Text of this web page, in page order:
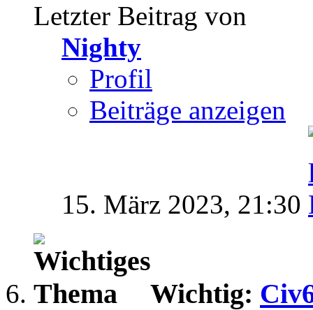
Letzter Beitrag von
Nighty
Profil
Beiträge anzeigen
15. März 2023, 21:30
Wichtig: